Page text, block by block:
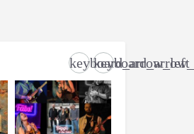
keyboard_arrow_left